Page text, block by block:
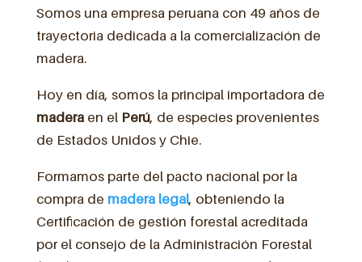
Somos una empresa peruana con 49 años de
trayectoria dedicada a la comercialización de
madera.
Hoy en día, somos la principal importadora de
maderaen el Perú, de especies provenientes
de Estados Unidos y Chie.
Formamos parte del pacto nacional por la
compra de madera legal, obteniendo la
Certificación de gestión forestal acreditada
por el consejo de la Administración Forestal